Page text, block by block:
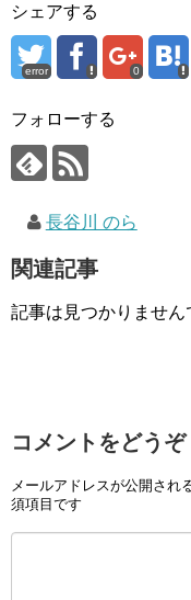
シェアする
error 0
フォローする
長谷川 のら
関連記事
記事は見つかりません
コメントをどうぞ
メールアドレスが公開され
須項目です